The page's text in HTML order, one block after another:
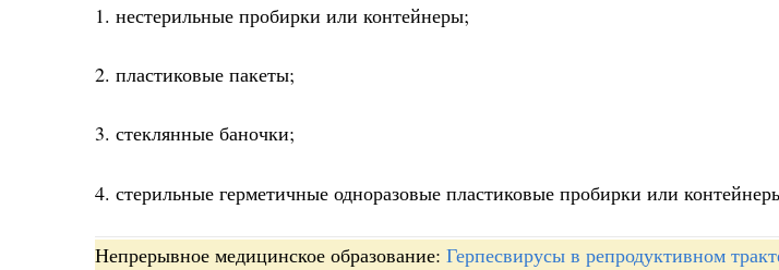
1. нестерильные пробирки или контейнеры;
2. пластиковые пакеты;
3. стеклянные баночки;
4. стерильные герметичные одноразовые пластиковые пробирки или
Непрерывное медицинское образование: Герпесвирусы в репродуктивном